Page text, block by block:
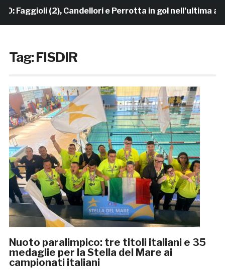
(2), Candellori e Perrotta in gol nell’ultima
Tag:FISDIR
Nuoto paralimpico: tre titoli italiani e 35
medaglie per la Stella del Mare ai
campionati italiani